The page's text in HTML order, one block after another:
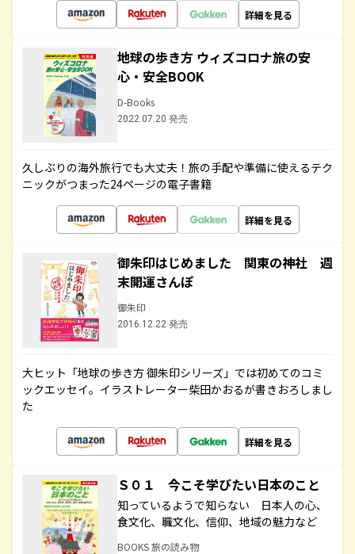
詳細を見る
地球の歩き方 ウィズコロナ旅の安
心・安全BOOK
D-Books
2022.07.20 発売
久しぶりの海外旅行でも大丈夫！旅の手配や準備に使えるテク
ニックがつまった24ページの電子書籍
詳細を見る
御朱印はじめました 関東の神社 週
末開運さんぽ
御朱印
2016.12.22 発売
大ヒット「地球の歩き方 御朱印シリーズ」では初めてのコミ
ックエッセイ。イラストレーター柴田かおるが書きおろしまし
た
詳細を見る
Ｓ０１ 今こそ学びたい日本のこと
知っているようで知らない 日本人の心、
食文化、職文化、信仰、地域の魅力など
BOOKS 旅の読み物